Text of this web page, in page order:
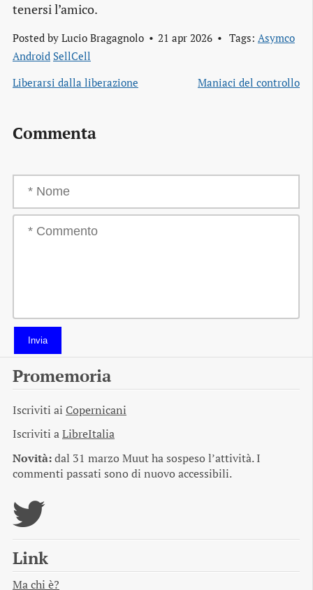
tenersi l’amico.
Posted by Lucio Bragagnolo 21 apr 2026 Tags: Asymco
Android SellCell
Liberarsi dalla liberazione
Maniaci del controllo
Commenta
Invia
Promemoria
Iscriviti ai Copernicani
Iscriviti aLibreItalia
Novità:dal 31 marzo Muut ha sospeso l’attività. I
commenti passati sono di nuovo accessibili.
Link
Ma chi è?